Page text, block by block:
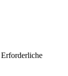
Erforderliche